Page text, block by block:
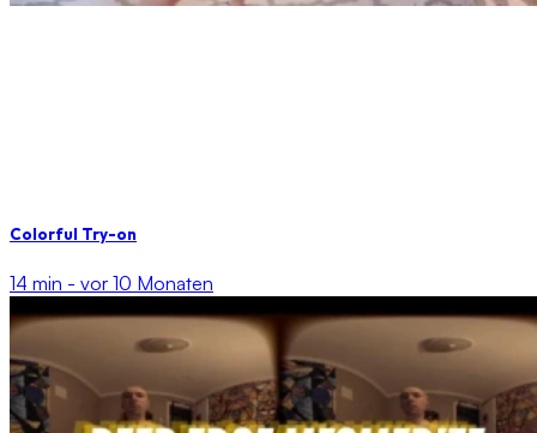
Colorful Try-on
14 min - vor 10 Monaten